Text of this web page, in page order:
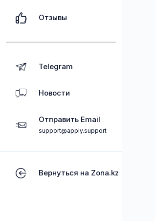
Отзывы
Telegram
Новости
Отправить Email
support@apply.support
Вернуться на Zona.kz